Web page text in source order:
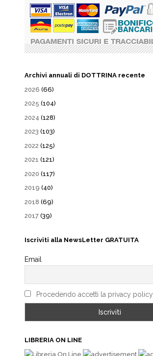
Archivi annuali di DOTTRINA recente
2026 (66)
2025 (104)
2024 (128)
2023 (103)
2022 (125)
2021 (121)
2020 (117)
2019 (40)
2018 (69)
2017 (39)
Iscriviti alla NewsLetter GRATUITA
Email
Procedendo accetti la privacy policy
LIBRERIA ON LINE